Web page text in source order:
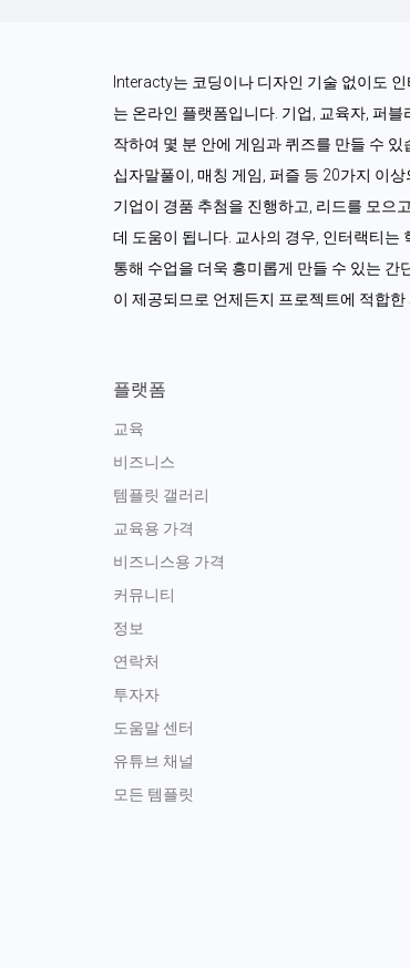
Interacty는 코딩이나 디자인 기술 없이도
는 온라인 플랫폼입니다. 기업, 교육자, 퍼
작하여 몇 분 안에 게임과 퀴즈를 만들 수
십자말풀이, 매칭 게임, 퍼즐 등 20가지 이
기업이 경품 추첨을 진행하고, 리드를 모으
데 도움이 됩니다. 교사의 경우, 인터랙티
통해 수업을 더욱 흥미롭게 만들 수 있는
이 제공되므로 언제든지 프로젝트에 적합한
플랫폼
교육
비즈니스
템플릿 갤러리
교육용 가격
비즈니스용 가격
커뮤니티
정보
연락처
투자자
도움말 센터
유튜브 채널
모든 템플릿